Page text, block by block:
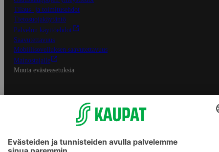
Tilaus- ja toimitusehdot
Tietosuojakäytäntö
Palvelun käyttöehdot
Saavutettavuus
Mobiilisovelluksen saavutettavuus
Mainostajalle
Muuta evästeasetuksia
S-ryhmän palvelut
Asiakasomistajuus